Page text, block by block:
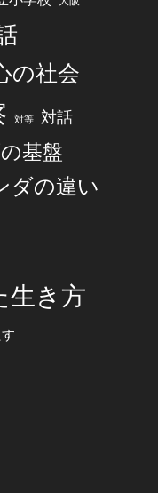
の社会
対等
対話
基盤
ダの違い
生き方